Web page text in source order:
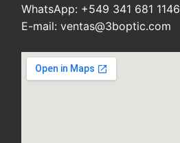
WhatsApp: +549 341 681 1146
E-mail: ventas@3boptic.com